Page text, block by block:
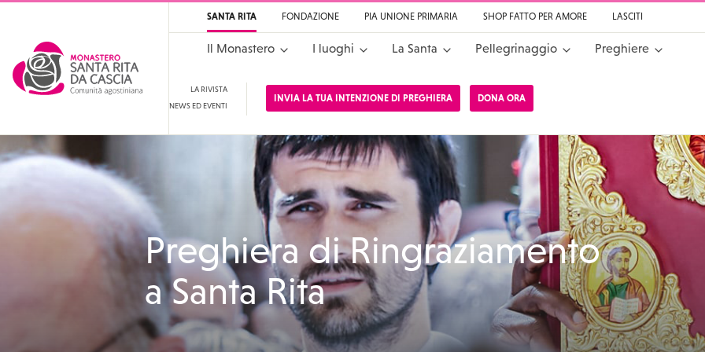
Santa Rita
Santuario di Santa Rita da Cascia
SANTA RITA FONDAZIONE PIA UNIONE PRIMARIA SHOP FATTO PER AMORE LASCITI
Il Monastero I luoghi La Santa Pellegrinaggio Preghiere
LA RIVISTA
NEWS ED EVENTI
INVIA LA TUA INTENZIONE DI PREGHIERA DONA ORA
Preghiera di Ringraziamento
a Santa Rita